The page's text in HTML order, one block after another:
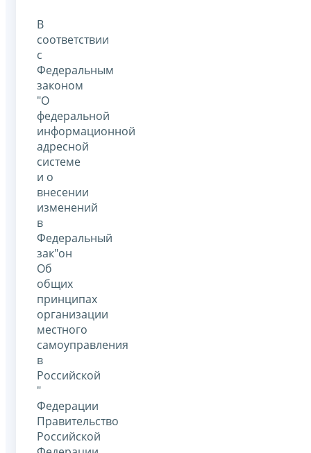
В
соответствии
с
Федеральным
законом
"О
федеральной
информационной
адресной
системе
и о
внесении
изменений
в
Федеральный
зак"он
Об
общих
принципах
организации
местного
самоуправления
в
Российской
"
Федерации
Правительство
Российской